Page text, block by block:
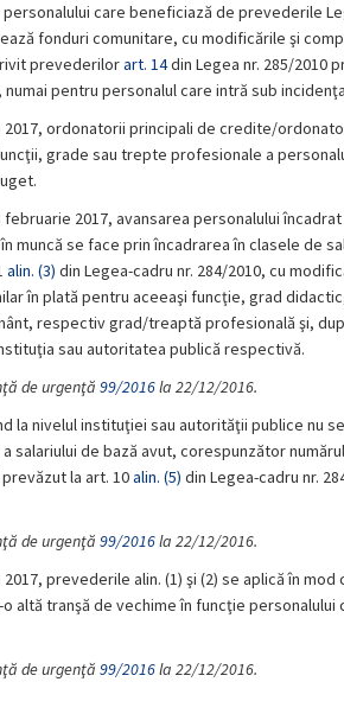
care beneficiază de prevederile
fonduri comunitare, cu modificările şi
prevederilorart. 14din Legea nr. 285/2010
pentru personalul care intră sub
2017, ordonatorii principali de credite/
grade sau trepte profesionale a
februarie 2017, avansarea personalului
muncă se face prin încadrarea în clasele de
alin. (3) din Legea-cadru nr. 284/2010, cu
în plată pentru aceeaşi funcţie, grad
respectiv grad/treaptă profesională şi,
sau autoritatea publică respectivă.
de urgenţă 99/2016la 22/12/2016.
la nivelul instituţiei sau autorităţii publice nu
salariului de bază avut, corespunzător
la art. 10alin. (5) din Legea-cadru nr.
de urgenţă 99/2016la 22/12/2016.
prevederile alin. (1) şi (2) se aplică în
altă tranşă de vechime în funcţie personalului
de urgenţă 99/2016la 22/12/2016.